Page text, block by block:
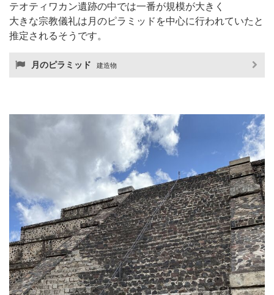
テオティワカン遺跡の中では一番が規模が大きく
大きな宗教儀礼は月のピラミッドを中心に行われていたと
推定されるそうです。
月のピラミッド 建造物